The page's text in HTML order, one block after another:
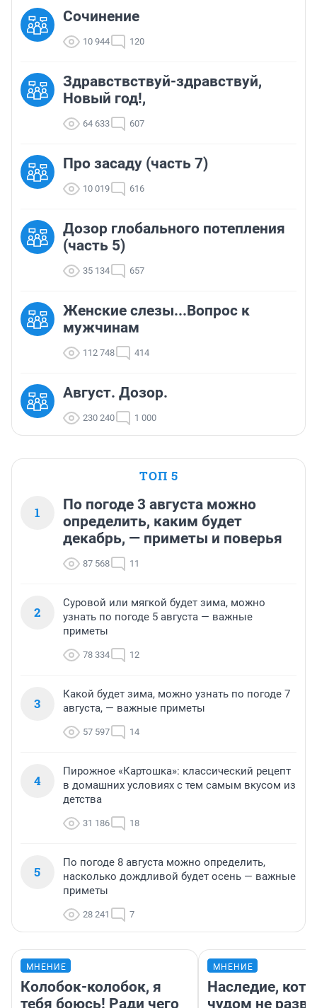
Сочинение
10 944 120
Здравствствуй-здравствуй,
Новый год!,
64 633 607
Про засаду (часть 7)
10 019 616
Дозор глобального потепления
(часть 5)
35 134 657
Женские слезы...Вопрос к
мужчинам
112 748 414
Август. Дозор.
230 240 1 000
ТОП 5
1
По погоде 3 августа можно
определить, каким будет
декабрь, — приметы и поверья
87 568 11
2
Суровой или мягкой будет зима, можно
узнать по погоде 5 августа — важные
приметы
78 334 12
3
Какой будет зима, можно узнать по погоде 7
августа, — важные приметы
57 597 14
4
Пирожное «Картошка»: классический рецепт
в домашних условиях с тем самым вкусом из
детства
31 186 18
5
По погоде 8 августа можно определить,
насколько дождливой будет осень — важные
приметы
28 241 7
МНЕНИЕ
Колобок-колобок, я
тебя боюсь! Ради чего
МНЕНИЕ
Наследие,
чудом не